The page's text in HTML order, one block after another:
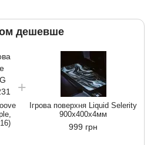
дешевше
Ігрова поверхня Liquid Selerity
900x400x4мм
999 грн